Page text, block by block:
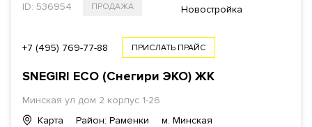
ID: 536954 ПРОДАЖА Новостройка
+7 (495) 769-77-88 ПРИСЛАТЬ ПРАЙС
SNEGIRI ECO (Снегири ЭКО) ЖК
Минская ул дом 2 корпус 1-26
Карта
Район: Раменки м. Минская